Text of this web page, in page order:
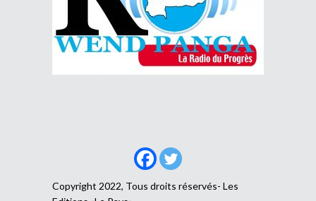
Copyright 2022, Tous droits réservés- Les